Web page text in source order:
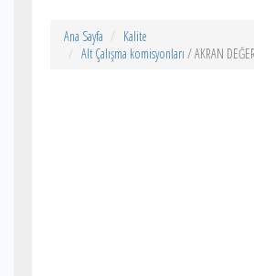
Ana Sayfa
Kalite
Alt Çalışma komisyonları / AKRAN